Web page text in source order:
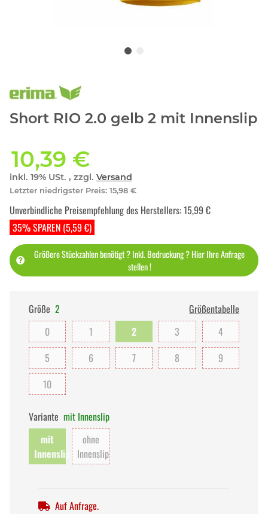
Short RIO 2.0 gelb 2 mit Innenslip
10,39 €
inkl. 19% USt. , zzgl. Versand
Letzter niedrigster Preis: 15,98 €
35% SPAREN (5,59 €)
Unverbindliche Preisempfehlung des Herstellers:15,99 €
Größere Stückzahlen benötigt ? Inkl. Bedruckung ? Hier Ihre Anfrage
stellen !
Größe 2
Größentabelle
0
1 2 3
4
5
6 7 8
9
10
Variante mit Innenslip
mit
Innenslip
ohne
Innenslip
Auf Anfrage.